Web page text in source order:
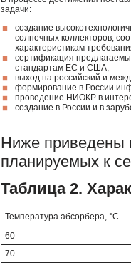
задачи:
создание
солнечных коллекторов,
характеристикам
сертификация
стандартам ЕС и США;
выход на российский и
формирование в России
проведение НИОКР в
создание в России и в
Ниже приведены
планируемых к
Таблица 2.
Температура абсорбера, °С
60
70